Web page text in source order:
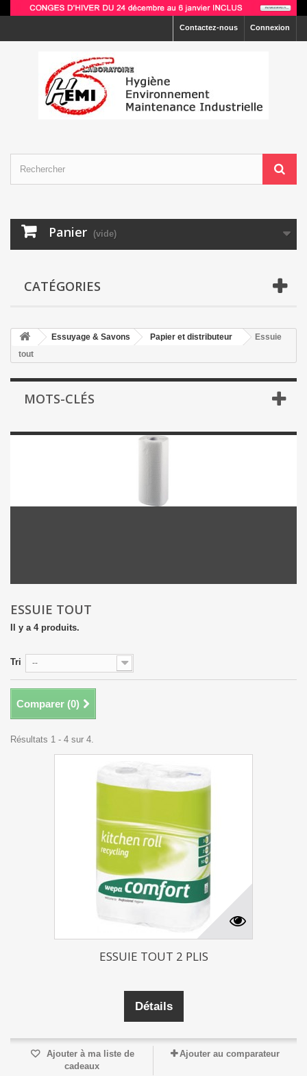
Connexion
Contactez-nous
Panier (vide)
CATÉGORIES
Essuyage & Savons Papier et distributeur
Essuie
tout
MOTS-CLÉS
ESSUIE TOUT
Il y a 4 produits.
Tri --
Comparer (0)
Résultats 1 - 4 sur 4.
ESSUIE TOUT 2 PLIS
Détails
Ajouter à ma liste de
cadeaux
Ajouter au comparateur